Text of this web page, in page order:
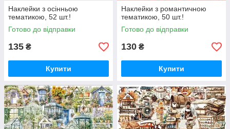
Наклейки з осінньою
тематикою, 52 шт.!
Готово до відправки
135 ₴
Купити
Наклейки з романтичною
тематикою, 50 шт.!
Готово до відправки
130 ₴
Купити